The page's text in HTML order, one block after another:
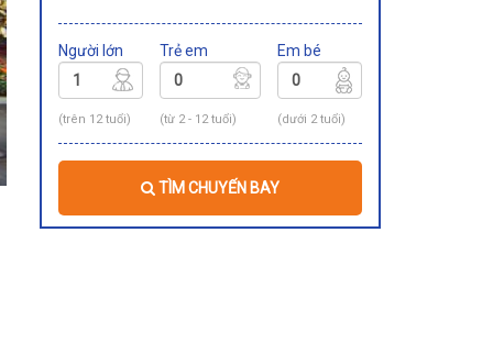
Người lớn
(trên 12 tuổi)
Trẻ em
(từ 2 - 12 tuổi)
Em bé
(dưới 2 tuổi)
TÌM CHUYẾN BAY